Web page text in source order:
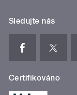
Sledujte nás
Certifikováno